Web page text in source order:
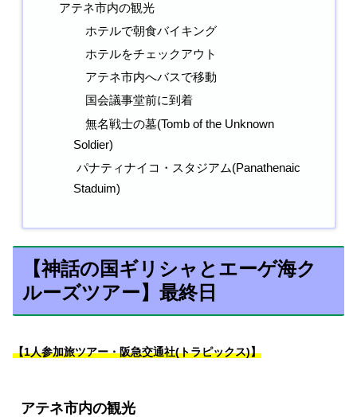
アテネ市内の観光
ホテルで朝食バイキング
ホテルをチェックアウト
アテネ市内へバスで移動
国会議事堂前に到着
無名戦士の墓(Tomb of the Unknown
Soldier)
パナティナイコ・スタジアム(Panathenaic
Staduim)
【神話の国ギリシャとエーゲ海ク
ルーズツアー】最終日
【1人参加旅ツアー・阪急交通社(トラピックス)】
アテネ市内の観光